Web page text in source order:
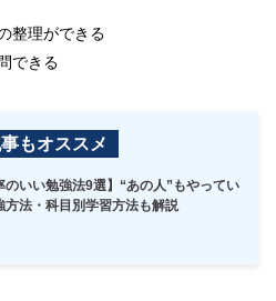
整理ができる
できる
もオススメ
のいい勉強法9選】“あの人”もやってい
方法・科目別学習方法も解説